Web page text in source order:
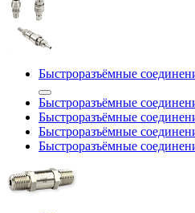
Быстроразъёмные
Быстроразъёмные
Быстроразъёмные
Быстроразъёмные
Быстроразъёмные